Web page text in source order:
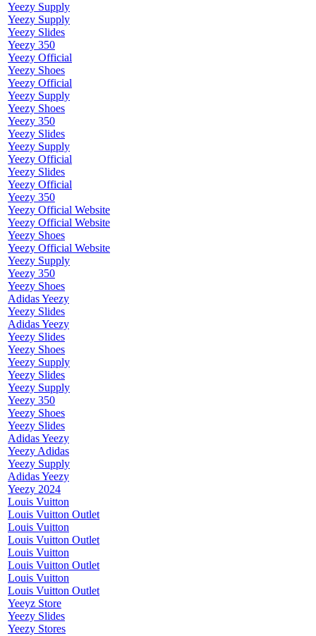
Yeezy Supply
Yeezy Supply
Yeezy Slides
Yeezy 350
Yeezy Official
Yeezy Shoes
Yeezy Official
Yeezy Supply
Yeezy Shoes
Yeezy 350
Yeezy Slides
Yeezy Supply
Yeezy Official
Yeezy Slides
Yeezy Official
Yeezy 350
Yeezy Official Website
Yeezy Official Website
Yeezy Shoes
Yeezy Official Website
Yeezy Supply
Yeezy 350
Yeezy Shoes
Adidas Yeezy
Yeezy Slides
Adidas Yeezy
Yeezy Slides
Yeezy Shoes
Yeezy Supply
Yeezy Slides
Yeezy Supply
Yeezy 350
Yeezy Shoes
Yeezy Slides
Adidas Yeezy
Yeezy Adidas
Yeezy Supply
Adidas Yeezy
Yeezy 2024
Louis Vuitton
Louis Vuitton Outlet
Louis Vuitton
Louis Vuitton Outlet
Louis Vuitton
Louis Vuitton Outlet
Louis Vuitton
Louis Vuitton Outlet
Yeeyz Store
Yeezy Slides
Yeezy Stores